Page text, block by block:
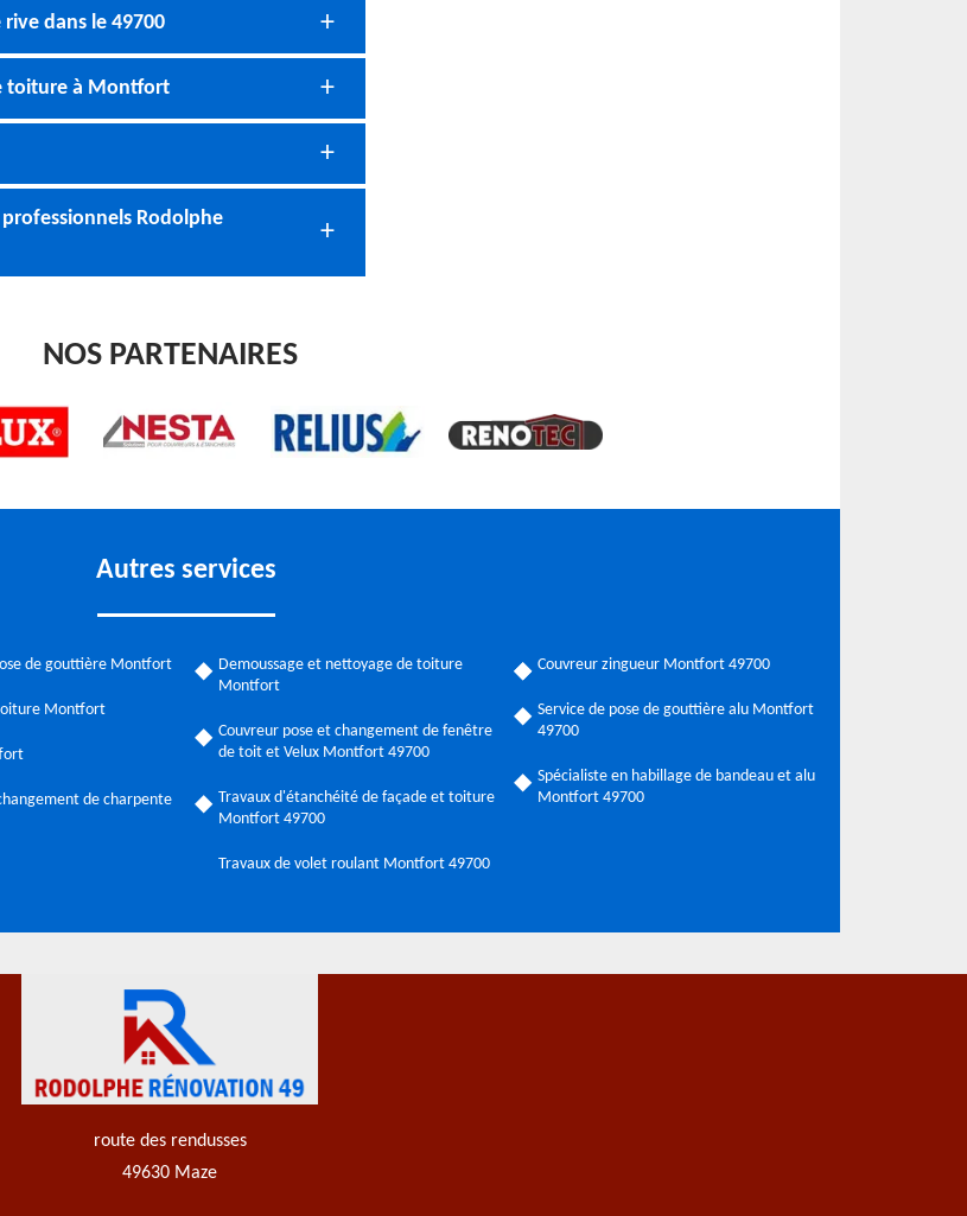
dans le 49700
toiture à Montfort
Rodolphe
NOS PARTENAIRES
Autres services
de gouttière Montfort
Montfort
de charpente
Demoussage et nettoyage de toiture
Montfort
Couvreur pose et changement de fenêtre
de toit et Velux Montfort 49700
Travaux d'étanchéité de façade et toiture
Montfort 49700
Travaux de volet roulant Montfort 49700
Couvreur zingueur Montfort 49700
Service de pose de gouttière alu Montfort
49700
Spécialiste en habillage de bandeau et alu
Montfort 49700
route des rendusses
49630 Maze